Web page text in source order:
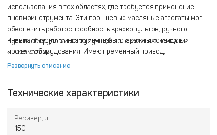
использования в тех областях, где требуется применение
пневмоинструмента. Эти поршневые масляные агрегаты могут
обеспечить работоспособность краскопультов, ручного
пневматического инструмента, автогаражных стендов и
прочего оборудования. Имеют ременный привод,
характеризуются способностью к длительной работе
ручка позволяют легко перемещать их по рабочему
Купить оборудование по лучшей цене можно в компании
«Пневмотех».
Развернуть описание
Технические характеристики
Ресивер, л
150